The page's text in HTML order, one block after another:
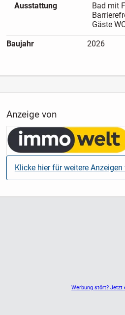
Ausstattung
Bad mit
Gäste
Baujahr 2026
Werbung stört? Jetzt
Anzeige von
Klicke hier für weitere